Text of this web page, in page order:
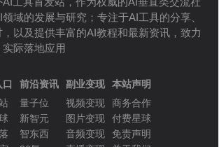
域的发展与研究；专注于AI工具的分享、
以及提供丰富的AI教程和最新资讯，致力
际落地应用
口
前沿资讯
量子位
新智元
智东西
副业变现
视频变现
图片变现
音频变现
本站声明
商务合作
付费星球
免责声明